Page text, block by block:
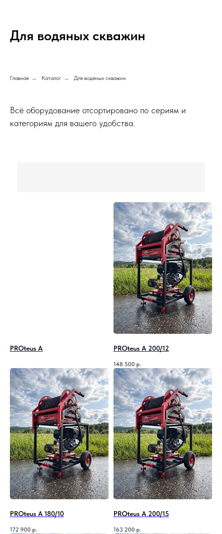
Для водяных скважин
Главная → Каталог → Для водяных скважин
Всё оборудование отсортировано по сериям и
категориям для вашего удобства.
PROteus A PROteus A 200/12
148 500 р.
PROteus A 180/10
172 900 р.
PROteus A 200/15
163 200 р.